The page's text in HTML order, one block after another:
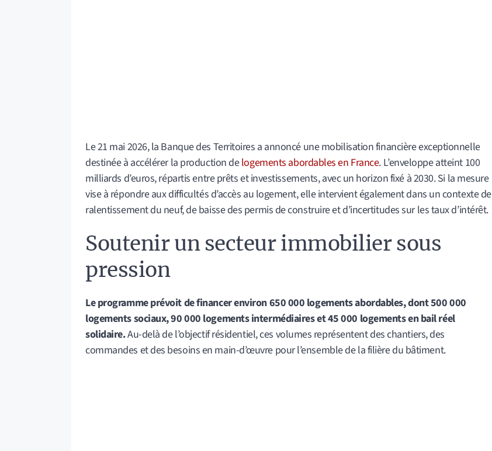
Le 21 mai 2026, la Banque des Territoires a annoncé une mobilisation financière exceptionnelle
destinée à accélérer la production delogements abordables en France. L’enveloppe atteint 100
milliards d’euros, répartis entre prêts et investissements, avec un horizon fixé à 2030. Si la mesure
vise à répondre aux difficultés d’accès au logement, elle intervient également dans un contexte de
ralentissement du neuf, de baisse des permis de construire et d’incertitudes sur les taux d’intérêt.
Soutenir un secteur immobilier sous
pression
Le programme prévoit de financer environ 650 000 logements abordables, dont 500 000
logements sociaux, 90 000 logements intermédiaires et 45 000 logements en bail réel
solidaire.Au-delà de l’objectif résidentiel, ces volumes représentent des chantiers, des
commandes et des besoins en main-d’œuvre pour l’ensemble de la filière du bâtiment.